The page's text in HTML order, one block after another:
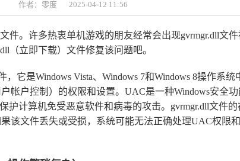
作者：零度 2025-04-12 11:56
件。许多热衷单机游戏的朋友经常会出现gvrmgr.dll文
（立即下载） 文件修复该问题吧。
，它是Windows Vista、Windows 7和Windows 8操作系统
帐户控制）的权限和设置。UAC是一种Windows安全
护计算机免受恶意软件和病毒的攻击。gvrmgr.dll文件
该文件丢失或受损，系统可能无法正确处理UAC权限